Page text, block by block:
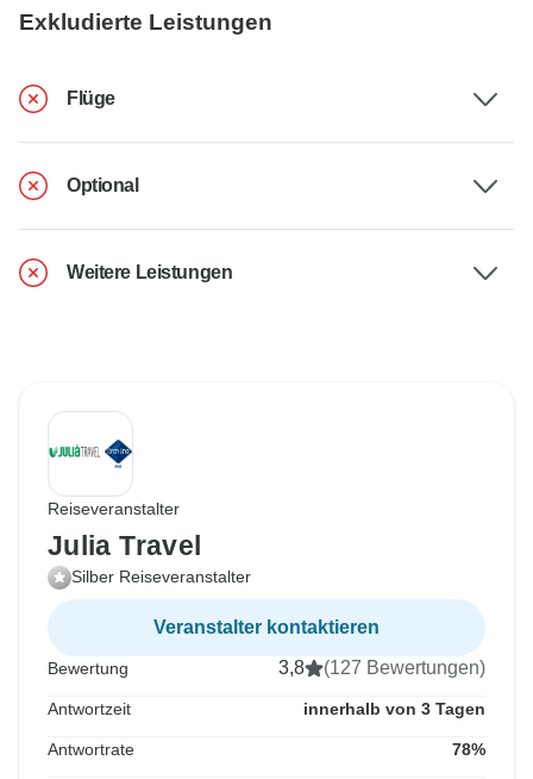
Exkludierte Leistungen
Flüge
Optional
Weitere Leistungen
Reiseveranstalter
Julia Travel
Silber Reiseveranstalter
Veranstalter kontaktieren
Bewertung 3,8 (127 Bewertungen)
Antwortzeit innerhalb von 3 Tagen
Antwortrate 78%